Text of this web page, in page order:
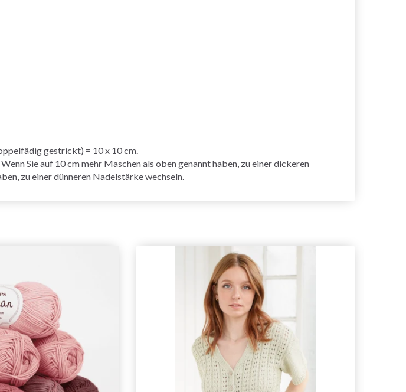
gestrickt) = 10 x 10 cm.
Sie auf 10 cm mehr Maschen als oben genannt haben, zu einer dickeren
zu einer dünneren Nadelstärke wechseln.